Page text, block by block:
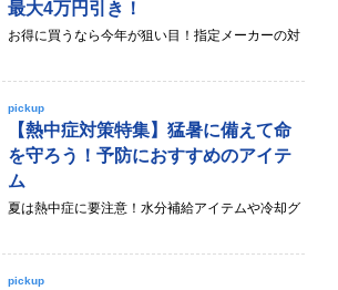
最大4万円引き！
お得に買うなら今年が狙い目！指定メーカーの対
pickup
【熱中症対策特集】猛暑に備えて命
を守ろう！予防におすすめのアイテ
ム
夏は熱中症に要注意！水分補給アイテムや冷却グ
pickup